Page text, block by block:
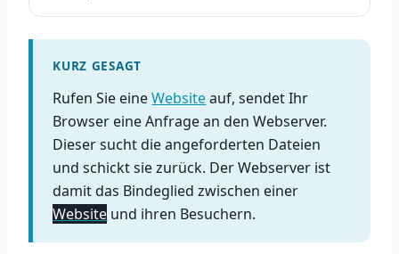
KURZ GESAGT
Rufen Sie eineWebsiteauf, sendet Ihr
Browser eine Anfrage an den Webserver.
Dieser sucht die angeforderten Dateien
und schickt sie zurück. Der Webserver ist
damit das Bindeglied zwischen einer
Website und ihren Besuchern.